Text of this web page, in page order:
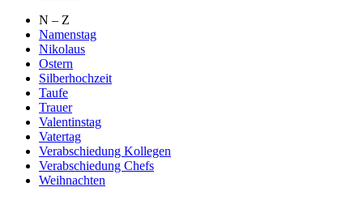
N – Z
Namenstag
Nikolaus
Ostern
Silberhochzeit
Taufe
Trauer
Valentinstag
Vatertag
Verabschiedung Kollegen
Verabschiedung Chefs
Weihnachten